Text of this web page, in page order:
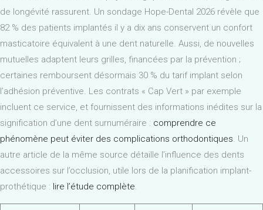
de longévité rassurent. Un sondage Hope-Dental 2026 révèle que
82 % des patients implantés il y a dix ans conservent un confort
masticatoire équivalent à une dent naturelle. Aussi, de nouvelles
mutuelles adaptent leurs grilles, financées par la prévention ;
certaines remboursent désormais 30 % du tarif implant selon
l’adhésion préventive. Les contrats « Cap Vert » par exemple
incluent ce service, et fournissent des informations inédites sur la
signification d’une dent surnuméraire : comprendre ce
phénomène peut éviter des complications orthodontiques. Un
autre article de la même source détaille l’influence des dents
accessoires sur l’occlusion, utile lors de la planification implant-
prothétique : lire l’étude complète.